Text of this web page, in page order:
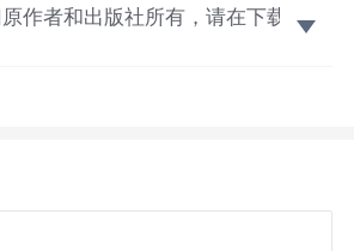
作者和出版社所有，请在下载后的
传来的嘶吼恶毒刺耳我所做的行为